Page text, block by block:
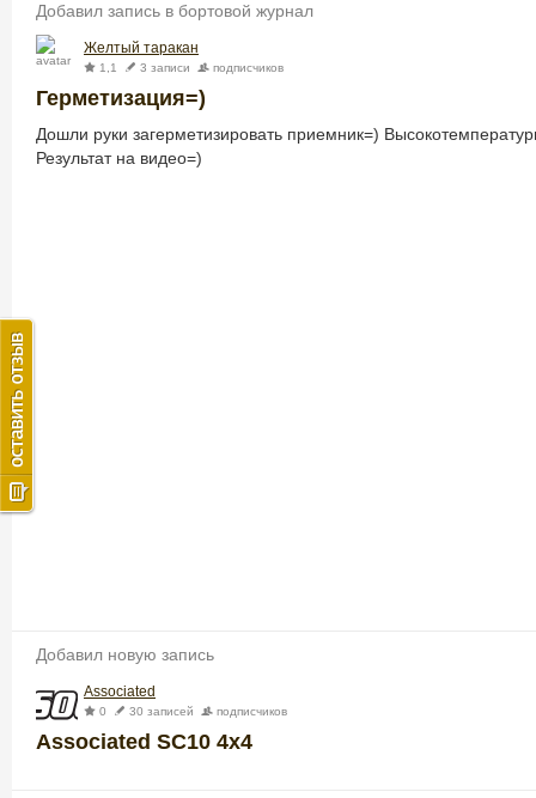
Добавил запись в бортовой журнал
Желтый таракан
1,1 3 записи подписчиков
Герметизация=)
Дошли руки загерметизировать приемник=)
Результат на видео=)
Добавил новую запись
Associated
0 30 записей подписчиков
Associated SC10 4x4